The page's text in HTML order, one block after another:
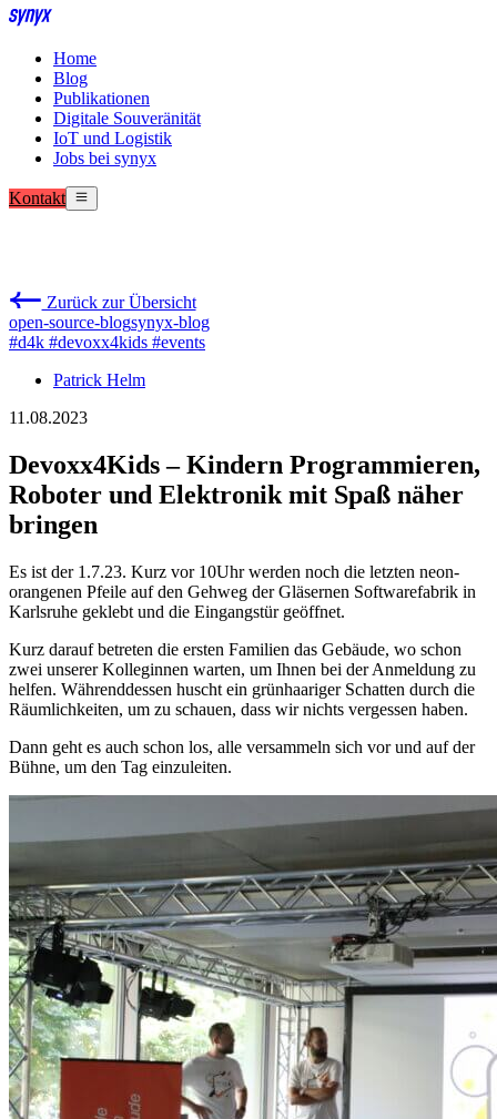
Home
Blog
Publikationen
Digitale Souveränität
IoT und Logistik
Jobs bei synyx
Kontakt
Zurück zur Übersicht
open-source-blogsynyx-blog
#d4k #devoxx4kids #events
Patrick Helm
11.08.2023
Devoxx4Kids – Kindern Programmieren,
Roboter und Elektronik mit Spaß näher
bringen
Es ist der 1.7.23. Kurz vor 10Uhr werden noch die letzten neon-
orangenen Pfeile auf den Gehweg der Gläsernen Softwarefabrik in
Karlsruhe geklebt und die Eingangstür geöffnet.
Kurz darauf betreten die ersten Familien das Gebäude, wo schon
zwei unserer Kolleginnen warten, um Ihnen bei der Anmeldung zu
helfen. Währenddessen huscht ein grünhaariger Schatten durch die
Räumlichkeiten, um zu schauen, dass wir nichts vergessen haben.
Dann geht es auch schon los, alle versammeln sich vor und auf der
Bühne, um den Tag einzuleiten.